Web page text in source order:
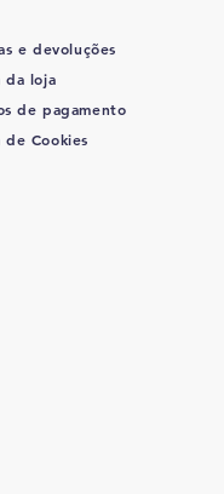
e devoluções
da loja
de pagamento
de Cookies